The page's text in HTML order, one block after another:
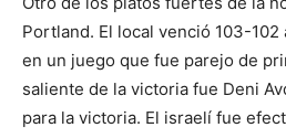
Portland. El local venció 103-102
en un juego que fue parejo de
saliente de la victoria fue Deni
para la victoria. El israelí fue